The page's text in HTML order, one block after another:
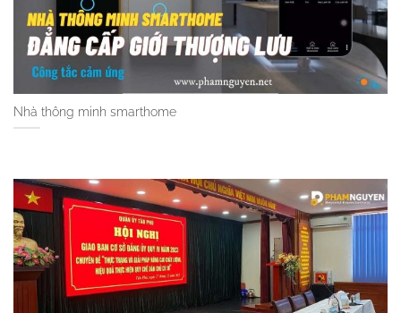
Nhà thông minh smarthome